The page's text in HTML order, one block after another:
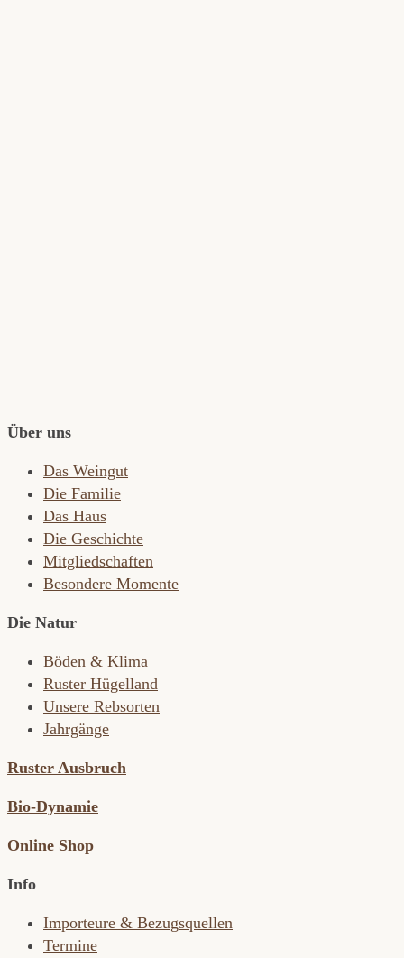
Über uns
Das Weingut
Die Familie
Das Haus
Die Geschichte
Mitgliedschaften
Besondere Momente
Die Natur
Böden & Klima
Ruster Hügelland
Unsere Rebsorten
Jahrgänge
Ruster Ausbruch
Bio-Dynamie
Online Shop
Info
Importeure & Bezugsquellen
Termine